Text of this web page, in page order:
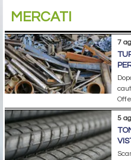
MERCATI
7
5